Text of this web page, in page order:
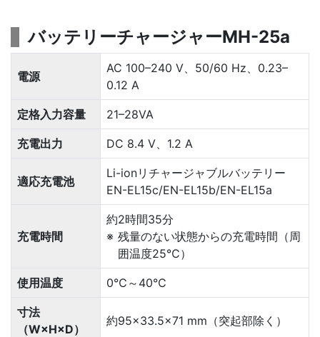
バッテリーチャージャーMH-25a
電源
AC 100–240 V、50/60 Hz、0.23–
0.12 A
定格入力容量 21–28VA
充電出力 DC 8.4 V、1.2 A
適応充電池
Li-ionリチャージャブルバッテリー
EN-EL15c/EN-EL15b/EN-EL15a
充電時間
約2時間35分
残量のない状態からの充電時間（周
囲温度25℃）
使用温度 0℃～40℃
寸法
（W×H×D）
約95×33.5×71 mm（突起部除く）